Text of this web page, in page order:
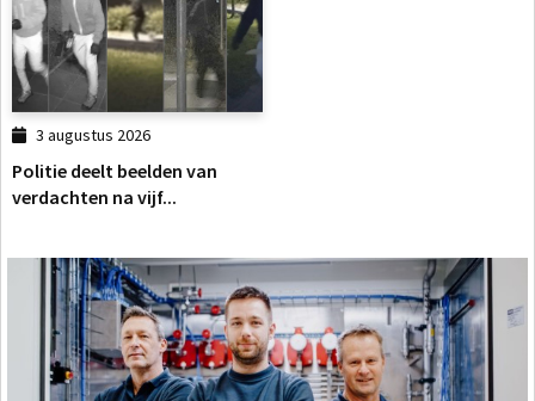
3 augustus 2026
Politie deelt beelden van
verdachten na vijf...